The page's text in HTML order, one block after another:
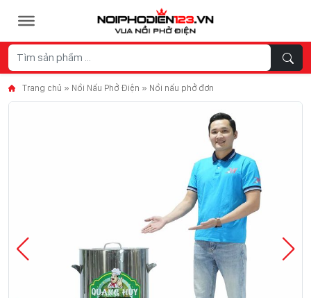
Trang chủ » Nồi Nấu Phở Điện » Nồi nấu phở đơn